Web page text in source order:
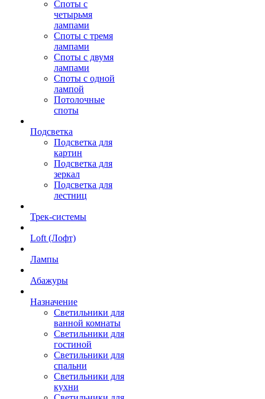
Споты с
четырьмя
лампами
Споты с тремя
лампами
Споты с двумя
лампами
Споты с одной
лампой
Потолочные
споты
Подсветка
Подсветка для
картин
Подсветка для
зеркал
Подсветка для
лестниц
Трек-системы
Loft (Лофт)
Лампы
Абажуры
Назначение
Светильники для
ванной комнаты
Светильники для
гостиной
Светильники для
спальни
Светильники для
кухни